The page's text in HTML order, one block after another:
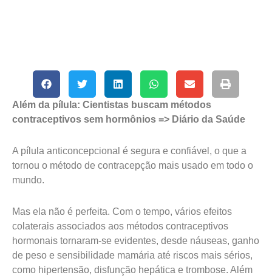
Além da pílula: Cientistas buscam métodos
contraceptivos sem hormônios => Diário da Saúde
A pílula anticoncepcional é segura e confiável, o que a
tornou o método de contracepção mais usado em todo o
mundo.
Mas ela não é perfeita. Com o tempo, vários efeitos
colaterais associados aos métodos contraceptivos
hormonais tornaram-se evidentes, desde náuseas, ganho
de peso e sensibilidade mamária até riscos mais sérios,
como hipertensão, disfunção hepática e trombose. Além